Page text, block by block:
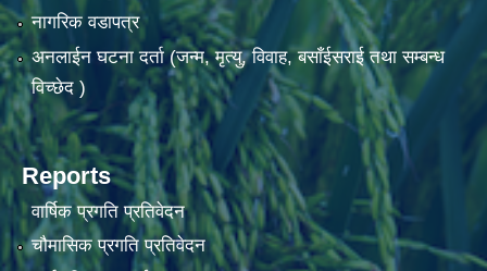
नागरिक वडापत्र
अनलाईन घटना दर्ता (जन्म, मृत्यु, विवाह, बसाँईसराई तथा सम्बन्ध
विच्छेद )
Reports
वार्षिक प्रगति प्रतिवेदन
चौमासिक प्रगति प्रतिवेदन